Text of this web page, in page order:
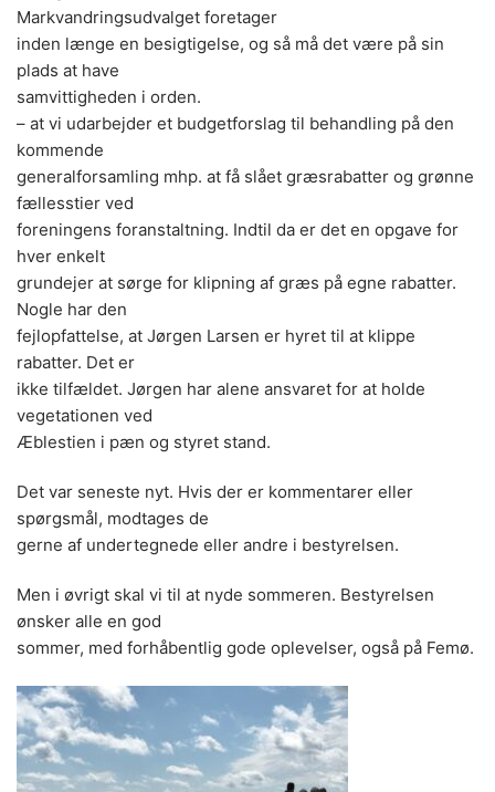
Markvandringsudvalget foretager
inden længe en besigtigelse, og så må det være på sin
plads at have
samvittigheden i orden.
– at vi udarbejder et budgetforslag til behandling på den
kommende
generalforsamling mhp. at få slået græsrabatter og grønne
fællesstier ved
foreningens foranstaltning. Indtil da er det en opgave for
hver enkelt
grundejer at sørge for klipning af græs på egne rabatter.
Nogle har den
fejlopfattelse, at Jørgen Larsen er hyret til at klippe
rabatter. Det er
ikke tilfældet. Jørgen har alene ansvaret for at holde
vegetationen ved
Æblestien i pæn og styret stand.
Det var seneste nyt. Hvis der er kommentarer eller
spørgsmål, modtages de
gerne af undertegnede eller andre i bestyrelsen.
Men i øvrigt skal vi til at nyde sommeren. Bestyrelsen
ønsker alle en god
sommer, med forhåbentlig gode oplevelser, også på Femø.